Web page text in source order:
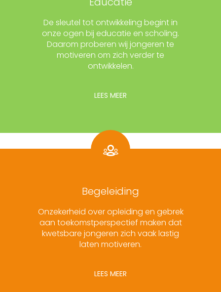
De sleutel tot ontwikkeling begint in
onze ogen bij educatie en scholing.
Daarom proberen wij jongeren te
motiveren om zich verder te
ontwikkelen.
LEES MEER
Begeleiding
Onzekerheid over opleiding en gebrek
aan toekomstperspectief maken dat
kwetsbare jongeren zich vaak lastig
laten motiveren.
LEES MEER